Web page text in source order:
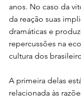
anos. No caso da
da reação suas
dramáticas e
repercussões na
cultura dos
A primeira delas
relacionada às